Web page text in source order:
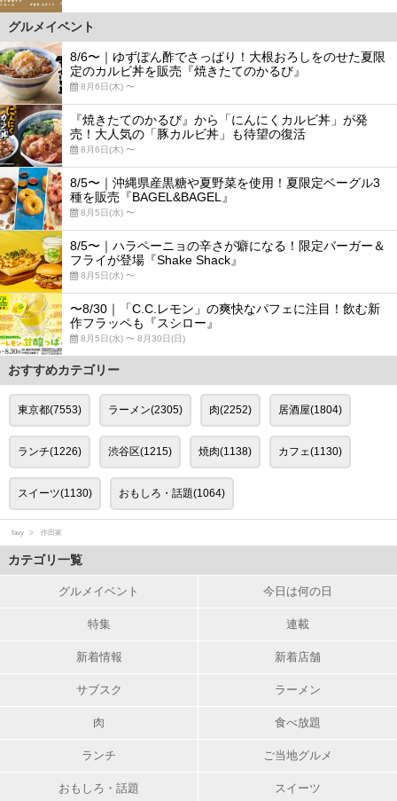
グルメイベント
8/6〜｜ゆずぽん酢でさっぱり！大根おろしをのせた夏限
定のカルビ丼を販売『焼きたてのかるび』
8月6日(木) 〜
『焼きたてのかるび』から「にんにくカルビ丼」が発
売！大人気の「豚カルビ丼」も待望の復活
8月6日(木) 〜
8/5〜｜沖縄県産黒糖や夏野菜を使用！夏限定ベーグル3
種を販売『BAGEL&BAGEL』
8月5日(水) 〜
8/5〜｜ハラペーニョの辛さが癖になる！限定バーガー＆
フライが登場『Shake Shack』
8月5日(水) 〜
〜8/30｜「C.C.レモン」の爽快なパフェに注目！飲む新
作フラッペも『スシロー』
8月5日(水) 〜 8月30日(日)
おすすめカテゴリー
東京都(7553) ラーメン(2305) 肉(2252) 居酒屋(1804)
ランチ(1226) 渋谷区(1215) 焼肉(1138) カフェ(1130)
スイーツ(1130) おもしろ・話題(1064)
favy 作田家
カテゴリ一覧
グルメイベント 今日は何の日
特集 連載
新着情報 新着店舗
サブスク ラーメン
肉 食べ放題
ランチ ご当地グルメ
おもしろ・話題 スイーツ